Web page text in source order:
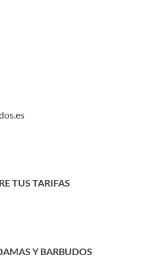
TUS TARIFAS
Y BARBUDOS